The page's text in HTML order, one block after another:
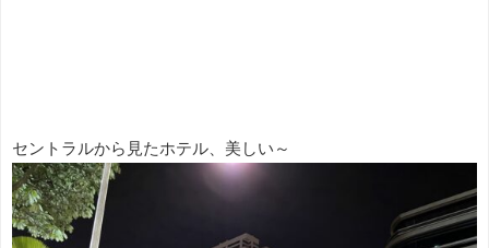
セントラルから見たホテル、美しい～